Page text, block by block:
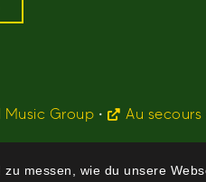
Music Group • Au
messen, wie du unsere